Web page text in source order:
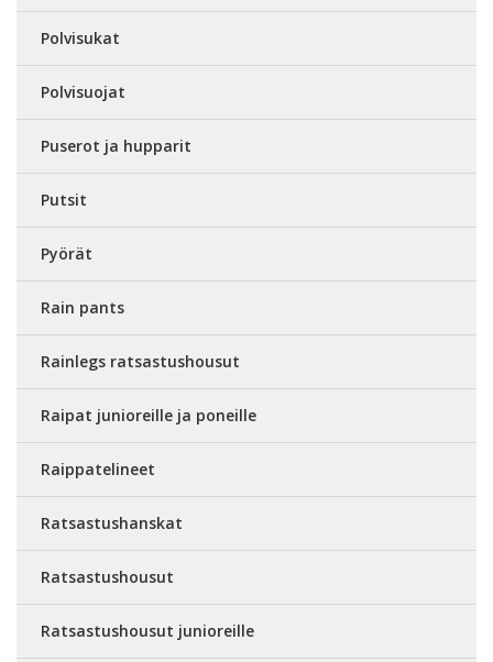
Polvisukat
Polvisuojat
Puserot ja hupparit
Putsit
Pyörät
Rain pants
Rainlegs ratsastushousut
Raipat junioreille ja poneille
Raippatelineet
Ratsastushanskat
Ratsastushousut
Ratsastushousut junioreille